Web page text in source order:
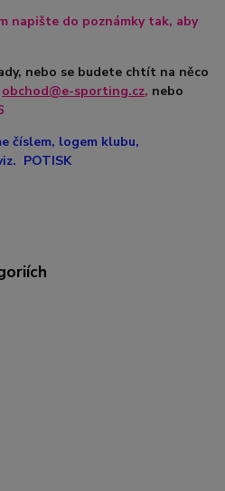
napište do poznámky tak, aby
nebo se budete chtít na něco
obchod@e-sporting.cz, nebo
číslem, logem klubu,
POTISK